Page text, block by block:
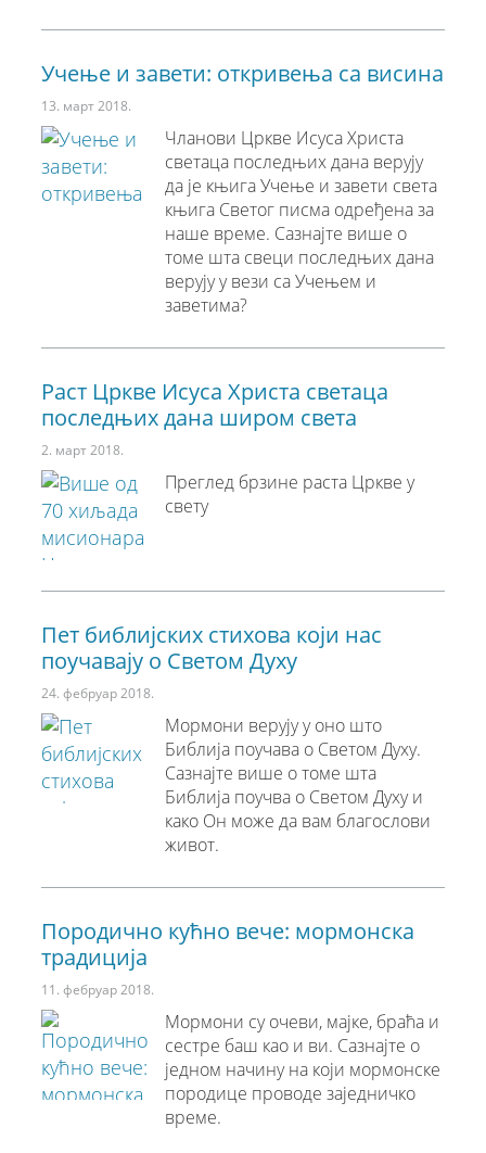
Учење и завети: oткривења са висина
13. март 2018.
Чланови Цркве Исуса Христа
светаца последњих дана верују
да је књига Учење и завети света
књига Светог писма одређена за
наше време. Сазнајте више о
томе шта свеци последњих дана
верују у вези са Учењем и
заветима?
Раст Цркве Исуса Христа светаца
последњих дана широм света
2. март 2018.
Преглед брзине раста Цркве у
свету
Пет библијских стихова који нас
поучавају о Светом Духу
24. фебруар 2018.
Мормони верују у оно што
Библија поучава о Светом Духу.
Сазнајте више о томе шта
Библија поучва о Светом Духу и
како Он може да вам благослови
живот.
Породично кућно вече: мормонска
традиција
11. фебруар 2018.
Мормони су очеви, мајке, браћа и
сестре баш као и ви. Сазнајте о
једном начину на који мормонске
породице проводе заједничко
време.